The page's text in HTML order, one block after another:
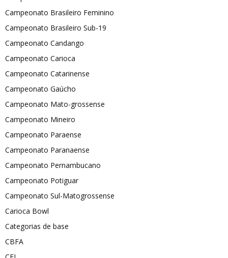
Campeonato Brasileiro Feminino
Campeonato Brasileiro Sub-19
Campeonato Candango
Campeonato Carioca
Campeonato Catarinense
Campeonato Gaúcho
Campeonato Mato-grossense
Campeonato Mineiro
Campeonato Paraense
Campeonato Paranaense
Campeonato Pernambucano
Campeonato Potiguar
Campeonato Sul-Matogrossense
Carioca Bowl
Categorias de base
CBFA